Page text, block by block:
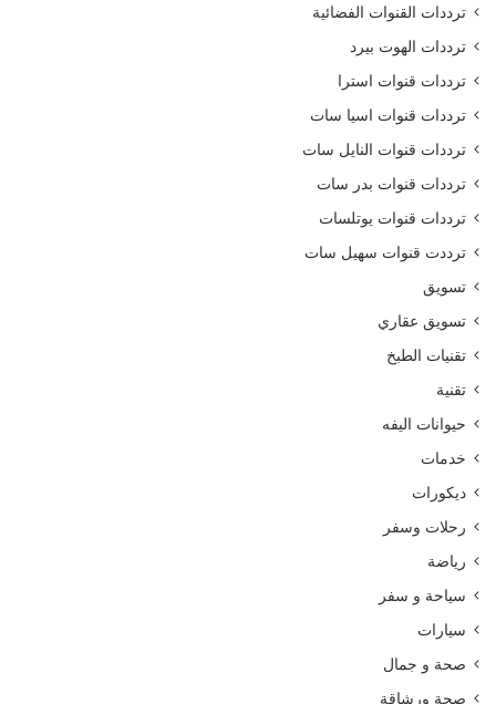
ترددات القنوات الفضائية
ترددات الهوت بيرد
ترددات قنوات استرا
ترددات قنوات اسيا سات
ترددات قنوات النايل سات
ترددات قنوات بدر سات
ترددات قنوات يوتلسات
ترددت قنوات سهيل سات
تسويق
تسويق عقاري
تقنيات الطبخ
تقنية
حيوانات اليفه
خدمات
ديكورات
رحلات وسفر
رياضة
سياحة و سفر
سيارات
صحة و جمال
صحة ورشاقة